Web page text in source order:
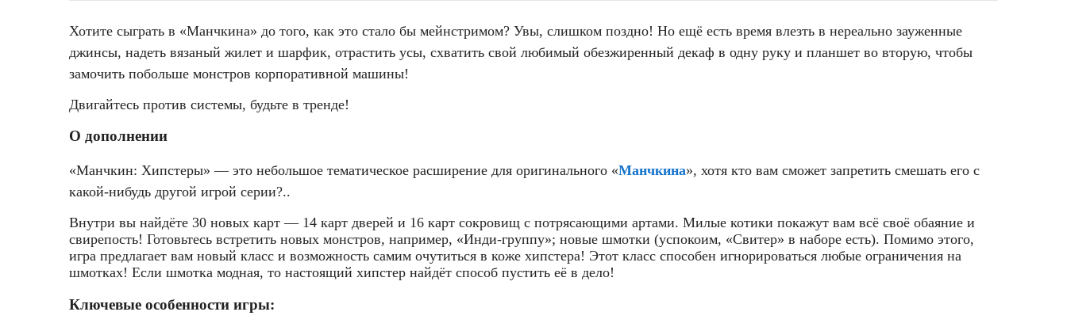
Хотите сыграть в «Манчкина» до того, как это стало бы мейнстримом? Увы, слишком поздно! Но ещё есть время влезть в нереально зауженные
джинсы, надеть вязаный жилет и шарфик, отрастить усы, схватить свой любимый обезжиренный декаф в одну руку и планшет во вторую, чтобы
замочить побольше монстров корпоративной машины!
Двигайтесь против системы, будьте в тренде!
О дополнении
«Манчкин: Хипстеры» — это небольшое тематическое расширение для оригинального «Манчкина», хотя кто вам сможет запретить смешать его с
какой-нибудь другой игрой серии?..
Внутри вы найдёте 30 новых карт — 14 карт дверей и 16 карт сокровищ с потрясающими артами. Милые котики покажут вам всё своё обаяние и
свирепость! Готовьтесь встретить новых монстров, например, «Инди-группу»; новые шмотки (успокоим, «Свитер» в наборе есть). Помимо этого,
игра предлагает вам новый класс и возможность самим очутиться в коже хипстера! Этот класс способен игнорироваться любые ограничения на
шмотках! Если шмотка модная, то настоящий хипстер найдёт способ пустить её в дело!
Ключевые особенности игры: